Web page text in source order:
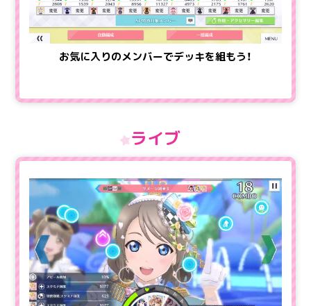
お気に入りのメンバーでデッキを組もう！
ライブ